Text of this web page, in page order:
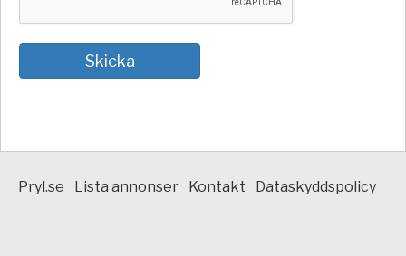
Pryl.se Lista annonser Kontakt Dataskyddspolicy